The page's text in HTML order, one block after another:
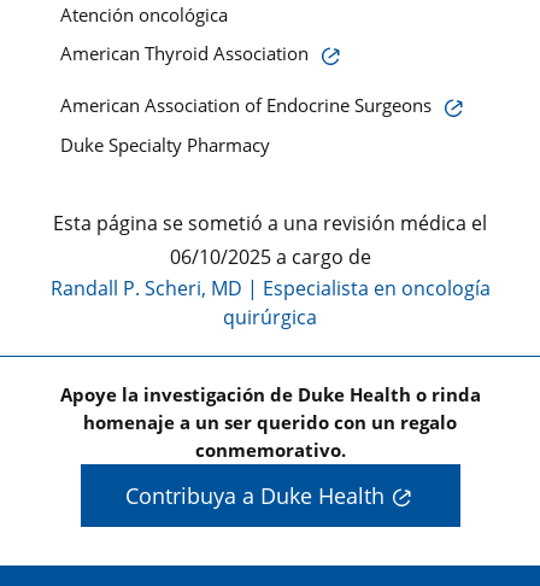
Atención oncológica
American Thyroid Association
American Association of Endocrine Surgeons
Duke Specialty Pharmacy
Esta página se sometió a una revisión médica el
06/10/2025 a cargo de
Randall P. Scheri, MD | Especialista en oncología
quirúrgica
Apoye la investigación de Duke Health o rinda
homenaje a un ser querido con un regalo
conmemorativo.
Contribuya a Duke Health